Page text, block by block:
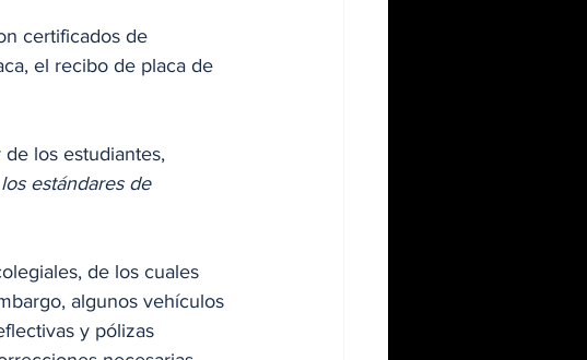
certificados de
el recibo de placa de
los estudiantes,
estándares de
de los cuales
algunos vehículos
y pólizas